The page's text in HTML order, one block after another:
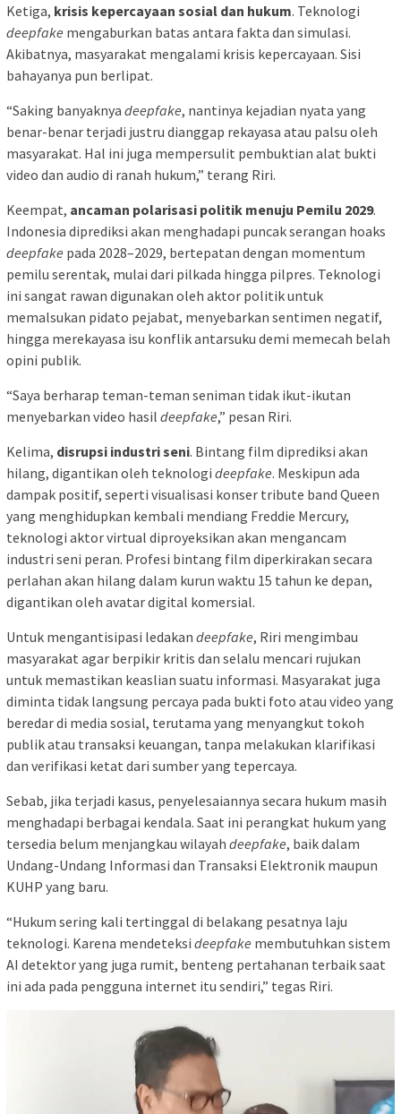
Ketiga, krisis kepercayaan sosial dan hukum. Teknologi
deepfake mengaburkan batas antara fakta dan simulasi.
Akibatnya, masyarakat mengalami krisis kepercayaan. Sisi
bahayanya pun berlipat.
“Saking banyaknya deepfake, nantinya kejadian nyata yang
benar-benar terjadi justru dianggap rekayasa atau palsu oleh
masyarakat. Hal ini juga mempersulit pembuktian alat bukti
video dan audio di ranah hukum,” terang Riri.
Keempat, ancaman polarisasi politik menuju Pemilu 2029.
Indonesia diprediksi akan menghadapi puncak serangan hoaks
deepfake pada 2028–2029, bertepatan dengan momentum
pemilu serentak, mulai dari pilkada hingga pilpres. Teknologi
ini sangat rawan digunakan oleh aktor politik untuk
memalsukan pidato pejabat, menyebarkan sentimen negatif,
hingga merekayasa isu konflik antarsuku demi memecah belah
opini publik.
“Saya berharap teman-teman seniman tidak ikut-ikutan
menyebarkan video hasil deepfake,” pesan Riri.
Kelima, disrupsi industri seni. Bintang film diprediksi akan
hilang, digantikan oleh teknologi deepfake. Meskipun ada
dampak positif, seperti visualisasi konser tribute band Queen
yang menghidupkan kembali mendiang Freddie Mercury,
teknologi aktor virtual diproyeksikan akan mengancam
industri seni peran. Profesi bintang film diperkirakan secara
perlahan akan hilang dalam kurun waktu 15 tahun ke depan,
digantikan oleh avatar digital komersial.
Untuk mengantisipasi ledakan deepfake, Riri mengimbau
masyarakat agar berpikir kritis dan selalu mencari rujukan
untuk memastikan keaslian suatu informasi. Masyarakat juga
diminta tidak langsung percaya pada bukti foto atau video yang
beredar di media sosial, terutama yang menyangkut tokoh
publik atau transaksi keuangan, tanpa melakukan klarifikasi
dan verifikasi ketat dari sumber yang tepercaya.
Sebab, jika terjadi kasus, penyelesaiannya secara hukum masih
menghadapi berbagai kendala. Saat ini perangkat hukum yang
tersedia belum menjangkau wilayah deepfake, baik dalam
Undang-Undang Informasi dan Transaksi Elektronik maupun
KUHP yang baru.
“Hukum sering kali tertinggal di belakang pesatnya laju
teknologi. Karena mendeteksi deepfake membutuhkan sistem
AI detektor yang juga rumit, benteng pertahanan terbaik saat
ini ada pada pengguna internet itu sendiri,” tegas Riri.